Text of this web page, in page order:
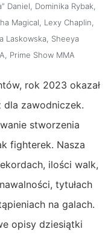
Daniel Dominika Rybak
Magical Lexy Chaplin
Laskowska Sheeya
Prime Show MMA
rok 2023 okazał
dla zawodniczek.
stworzenia
fighterek. Nasza
ilości walk,
tytułach
na galach.
opisy dziesiątki